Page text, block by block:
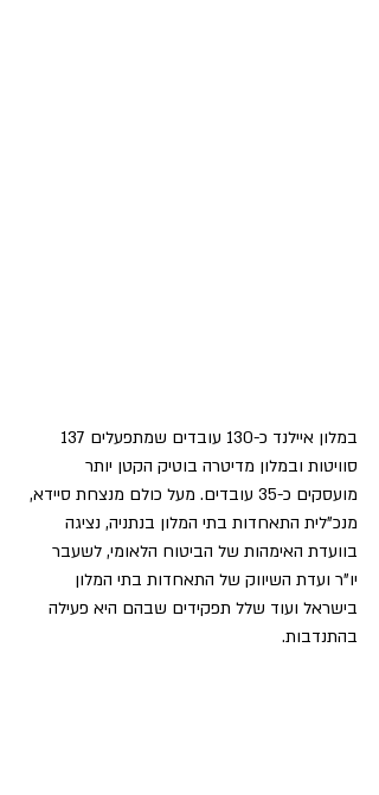
סוויטות ובמלון מדיטרה בוטיק הקטן יותר
מועסקים כ-35 עובדים. מעל כולם מנצחת סיידא,
מנכ"לית התאחדות בתי המלון בנתניה, נציגה
בוועדת האימהות של הביטוח הלאומי, לשעבר
יו"ר ועדת השיווק של התאחדות בתי המלון
בישראל ועוד שלל תפקידים שבהם היא פעילה
בהתנדבות.